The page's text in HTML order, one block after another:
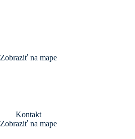
Zobraziť na mape
Kontakt
Zobraziť na mape